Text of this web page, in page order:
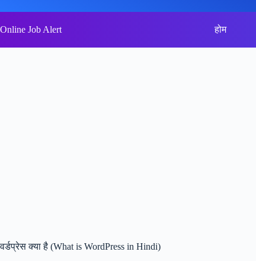
to
content
Online Job Alert होम
वर्डप्रेस क्या है (What is WordPress in Hindi)